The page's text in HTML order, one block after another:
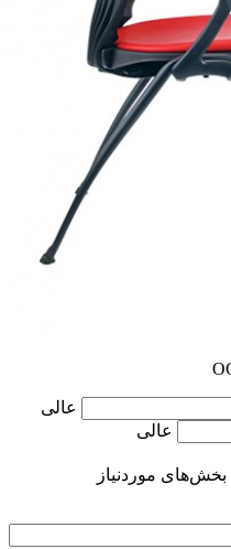
عالی
عالی
بخش‌های موردنیاز